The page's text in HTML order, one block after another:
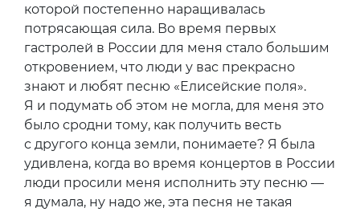
которой постепенно наращивалась
потрясающая сила. Во время первых
гастролей в России для меня стало большим
откровением, что люди у вас прекрасно
знают и любят песню «Елисейские поля».
Я и подумать об этом не могла, для меня это
было сродни тому, как получить весть
с другого конца земли, понимаете? Я была
удивлена, когда во время концертов в России
люди просили меня исполнить эту песню —
я думала, ну надо же, эта песня не такая